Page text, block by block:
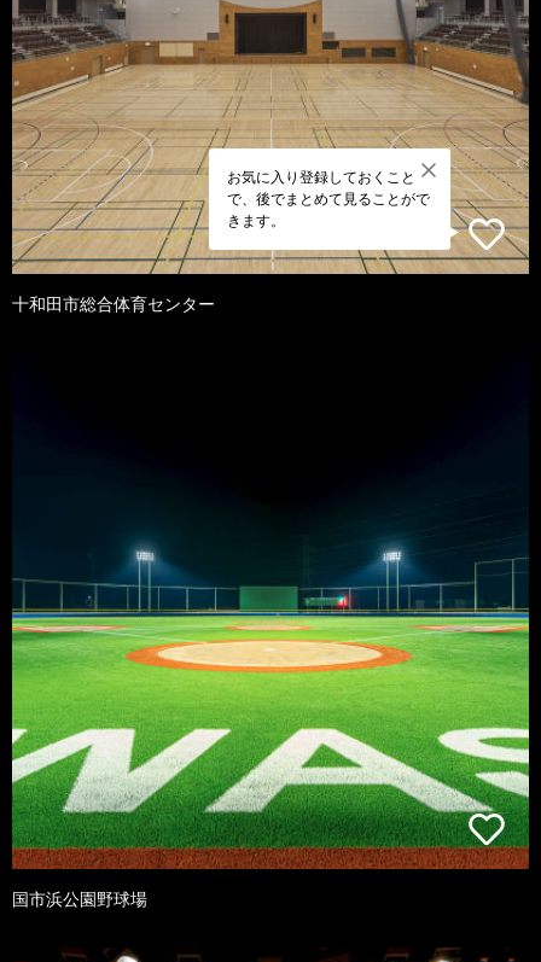
お気に入り登録しておくこと
で、後でまとめて見ることがで
きます。
十和田市総合体育センター
国市浜公園野球場